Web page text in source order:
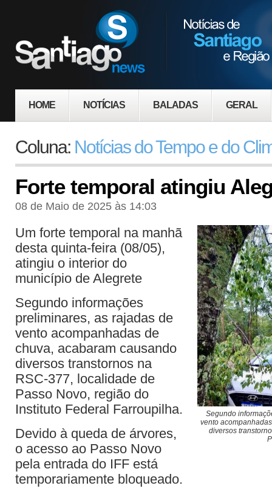
HOME NOTÍCIAS BALADAS GERAL
Coluna: Notícias do Tempo e do
Forte temporal atingiu
08 de Maio de 2025 às 14:03
Segundo
vento
diversos
Um forte temporal na manhã
desta quinta-feira (08/05),
atingiu o interior do
município de Alegrete
Segundo informações
preliminares, as rajadas de
vento acompanhadas de
chuva, acabaram causando
diversos transtornos na
RSC-377, localidade de
Passo Novo, região do
Instituto Federal Farroupilha.
Devido à queda de árvores,
o acesso ao Passo Novo
pela entrada do IFF está
temporariamente bloqueado.